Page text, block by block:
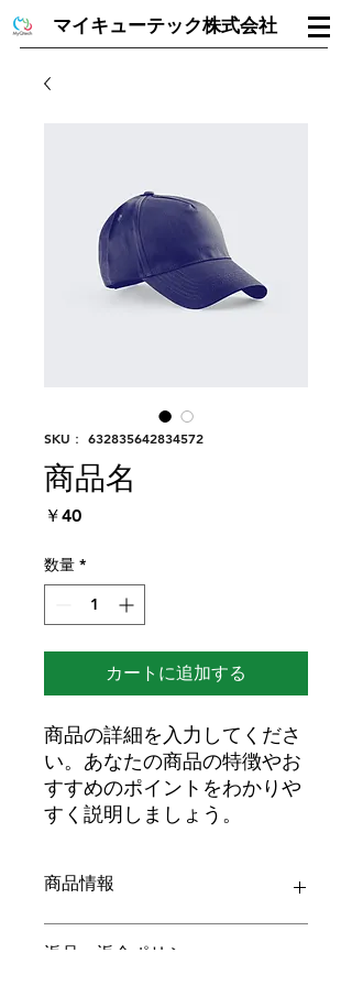
マイキューテック株式会社
SKU： 632835642834572
商品名
￥40価
数量 *
カートに追加する
商品の詳細を入力してくださ
い。あなたの商品の特徴やお
すすめのポイントをわかりや
すく説明しましょう。
商品情報
返品・返金ポリシー